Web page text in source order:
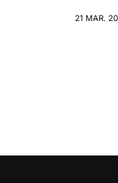
21 MAR.